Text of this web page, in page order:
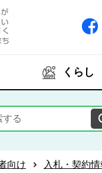
くらし
向け 入札・契約